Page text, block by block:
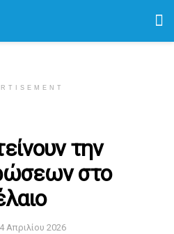
την
στο
Απριλίου 2026